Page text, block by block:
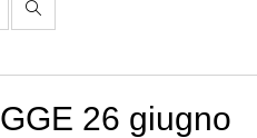
26 giugno